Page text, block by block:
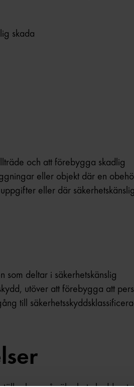
skada
och att förebygga skadlig
eller objekt där en
eller där säkerhetskänslig
som deltar i säkerhetskänslig
utöver att förebygga att
till